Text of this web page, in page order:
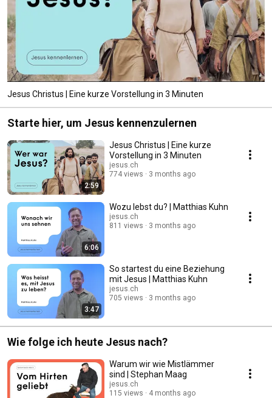
Jesus Christus | Eine kurze Vorstellung in 3 Minuten
Starte hier, um Jesus kennenzulernen
2:59
Jesus Christus | Eine kurze
Vorstellung in 3 Minuten
jesus.ch
774 views
3 months ago
6:06
Wozu lebst du? | Matthias Kuhn
jesus.ch
811 views
3 months ago
3:47
So startest du eine Beziehung
mit Jesus | Matthias Kuhn
jesus.ch
705 views
3 months ago
Wie folge ich heute Jesus nach?
Warum wir wie Mistlämmer
sind | Stephan Maag
jesus.ch
115 views
4 months ago